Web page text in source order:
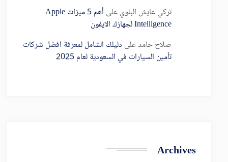
تركي عايش البلويعلى
أهم 5 ميزات Apple
Intelligence لجهازك الايفون
صلاح حامدعلى دليلك الشامل لمعرفة افضل شركات
تأمين السيارات في السعودية لعام 2025
Archives